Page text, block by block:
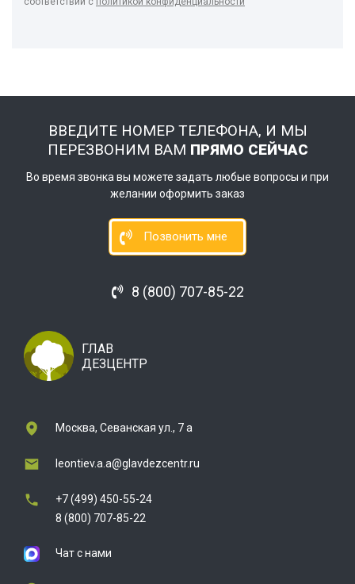
ВВЕДИТЕ НОМЕР ТЕЛЕФОНА, И МЫ
ПЕРЕЗВОНИМ ВАМ ПРЯМО СЕЙЧАС
Во время звонка вы можете задать любые вопросы и при
желании оформить заказ
Позвонить мне
8 (800) 707-85-22
ГЛАВ
ДЕЗЦЕНТР
Москва, Севанская ул., 7 а
leontiev.a.a@glavdezcentr.ru
+7 (499) 450-55-24
8 (800) 707-85-22
Чат с нами